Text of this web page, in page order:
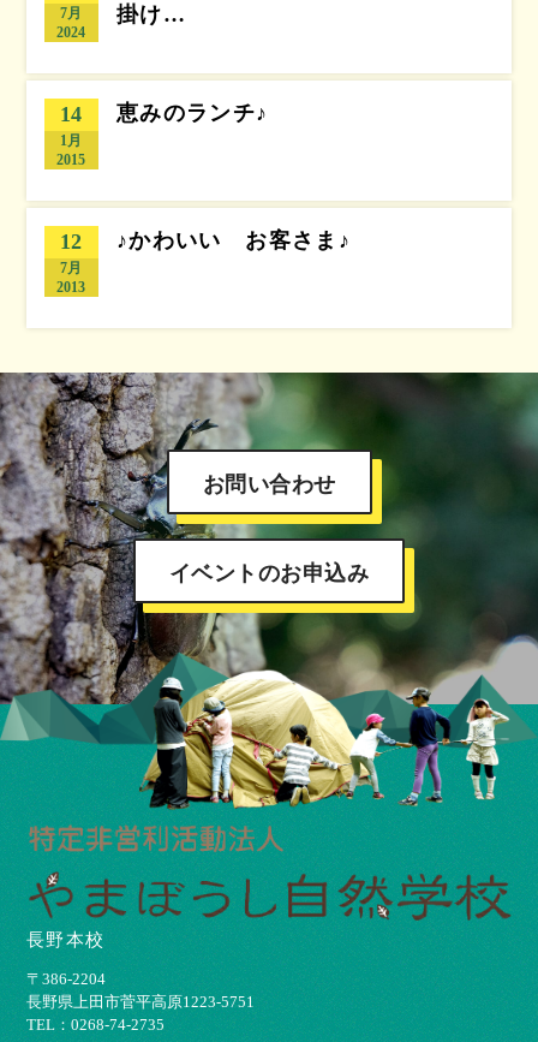
7月
2024
掛け…
14
1月
2015
恵みのランチ♪
12
7月
2013
♪かわいい お客さま♪
お問い合わせ
イベントのお申込み
長野本校
〒386-2204
⻑野県上⽥市菅平⾼原1223-5751
TEL：0268-74-2735